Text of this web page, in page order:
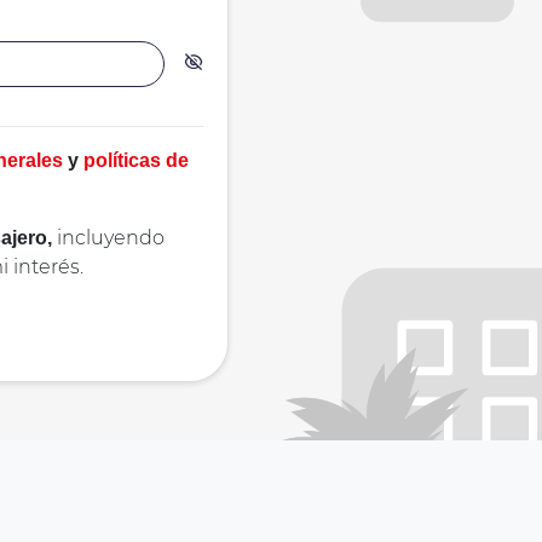
y políticas de
incluyendo
interés.